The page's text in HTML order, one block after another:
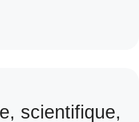
scientifique,